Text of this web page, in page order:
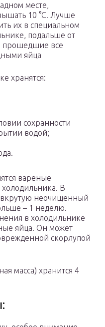
месте,
10 °C. Лучше
их в специальном
подальше от
прошедшие все
яйца
хранятся:
сохранности
водой;
вареные
В
вкрутую неочищенный
– 1 неделю.
в холодильнике
яйца. Он может
скорлупой
масса) хранится 4